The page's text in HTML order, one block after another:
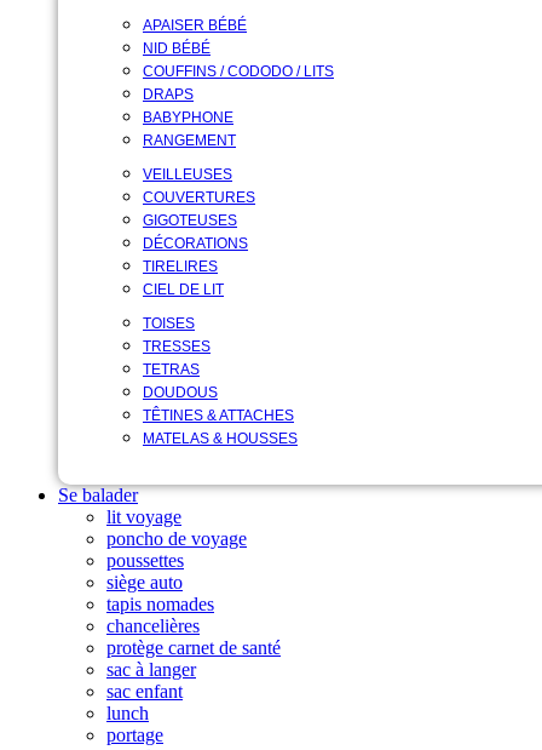
APAISER BÉBÉ
NID BÉBÉ
COUFFINS / CODODO / LITS
DRAPS
BABYPHONE
RANGEMENT
VEILLEUSES
COUVERTURES
GIGOTEUSES
DÉCORATIONS
TIRELIRES
CIEL DE LIT
TOISES
TRESSES
TETRAS
DOUDOUS
TÊTINES & ATTACHES
MATELAS & HOUSSES
Se balader
lit voyage
poncho de voyage
poussettes
siège auto
tapis nomades
chancelières
protège carnet de santé
sac à langer
sac enfant
lunch
portage